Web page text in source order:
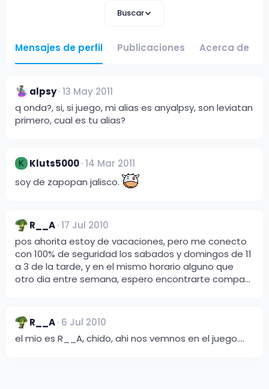
Buscar
Mensajes de perfil Publicaciones Acerca de
alpsy 13 May 2011
q onda?, si, si juego, mi alias es anyalpsy, son leviatan
primero, cual es tu alias?
K Kluts5000 14 Mar 2011
soy de zapopan jalisco.
R__A 17 Jul 2010
pos ahorita estoy de vacaciones, pero me conecto
con 100% de seguridad los sabados y domingos de 11
a 3 de la tarde, y en el mismo horario alguno que
otro dia entre semana, espero encontrarte compa...
R__A 6 Jul 2010
el mio es R__A, chido, ahi nos vemnos en el juego....